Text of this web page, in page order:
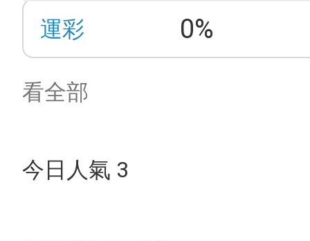
運彩 0%
看全部
今日人氣 3